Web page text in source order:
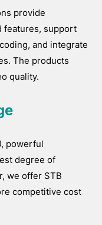
provide
features, support
and integrate
The products
quality.
powerful
degree of
we offer STB
competitive cost